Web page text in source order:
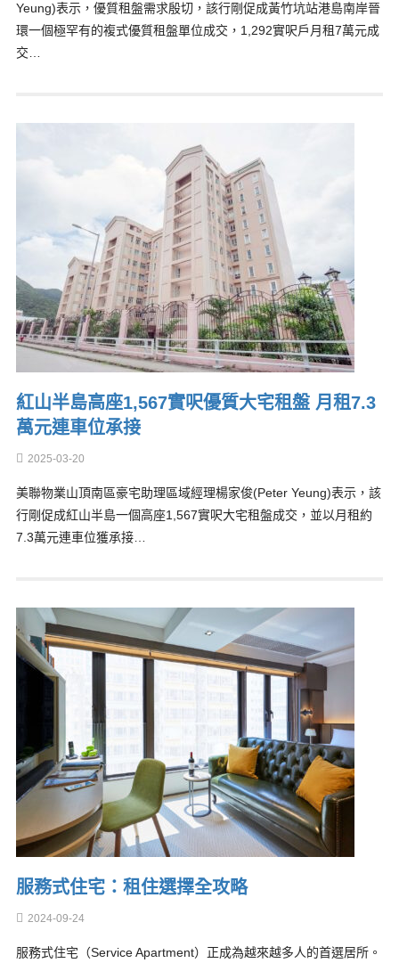
Yeung)表示，優質租盤需求殷切，該行剛促成黃竹坑站港島南岸晉
環一個極罕有的複式優質租盤單位成交，1,292實呎戶月租7萬元成
交…
紅山半島高座1,567實呎優質大宅租盤 月租7.3
萬元連車位承接
2025-03-20
美聯物業山頂南區豪宅助理區域經理楊家俊(Peter Yeung)表示，該
行剛促成紅山半島一個高座1,567實呎大宅租盤成交，並以月租約
7.3萬元連車位獲承接…
服務式住宅：租住選擇全攻略
2024-09-24
服務式住宅（Service Apartment）正成為越來越多人的首選居所。